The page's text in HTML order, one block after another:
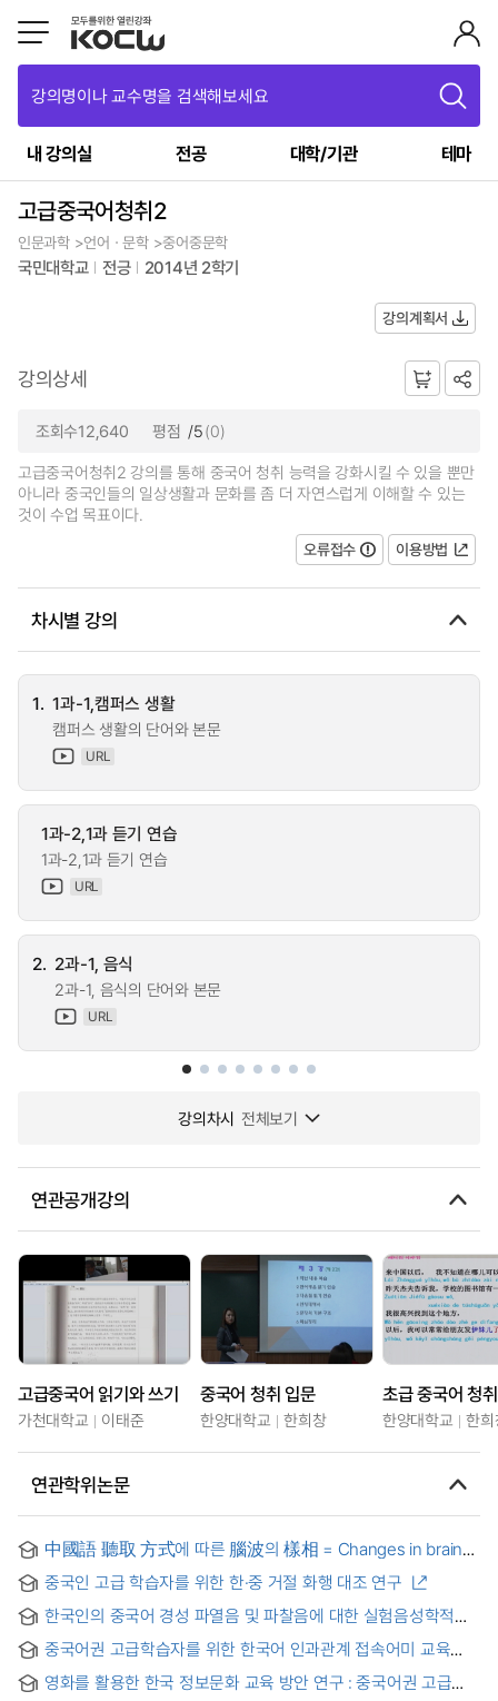
강의명이나 교수명을 검색해보세요
내 강의실 전공 대학/기관 테마
고급중국어청취2
인문과학 >언어ㆍ문학 >중어중문학
국민대학교 전긍 2014년 2학기
강의계획서
강의상세
조회수12,640 평점 /5(0)
고급중국어청취2 강의를 통해 중국어 청취 능력을 강화시킬 수 있을 뿐만
아니라 중국인들의 일상생활과 문화를 좀 더 자연스럽게 이해할 수 있는
것이 수업 목표이다.
오류접수
이용방법
차시별 강의
1. 1과-1,캠퍼스 생활
캠퍼스 생활의 단어와 본문
URL
1과-2,1과 듣기 연습
1과-2,1과 듣기 연습
URL
2. 2과-1, 음식
2과-1, 음식의 단어와 본문
URL
강의차시 전체보기
연관공개강의
고급중국어 읽기와 쓰기
가천대학교 이태준
중국어 청취 입문
한양대학교 한희창
초급 중국어 청취
한양대학교 한
연관학위논문
中國語 聽取 方式에 따른 腦波의 樣相 = Changes in brain
wave activities during directly focused listening modes of
Chinese
중국인 고급 학습자를 위한 한·중 거절 화행 대조 연구
한국인의 중국어 경성 파열음 및 파찰음에 대한 실험음성학적
연구 : VOT와 F0를 중심으로
중국어권 고급학습자를 위한 한국어 인과관계 접속어미 교육
방안 : ‘-아서, -니까, -므로, -느라고, -기에’를 중심으로 = A
Study of Education on Causal Conjunctive Endings in
영화를 활용한 한국 정보문화 교육 방안 연구 : 중국어권 고급